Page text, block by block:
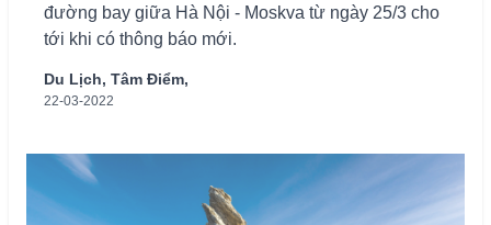
đường bay giữa Hà Nội - Moskva từ ngày 25/3 cho
tới khi có thông báo mới.
Du Lịch, Tâm Điểm,
22-03-2022